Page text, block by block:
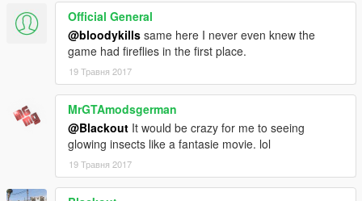
Official General
@bloodykills same here I never even knew the
game had fireflies in the first place.
19 Травня 2017
MrGTAmodsgerman
@Blackout It would be crazy for me to seeing
glowing insects like a fantasie movie. lol
19 Травня 2017